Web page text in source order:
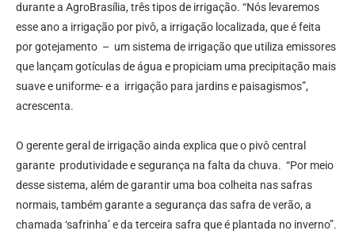
durante a AgroBrasília, três tipos de irrigação. “Nós levaremos
esse ano a irrigação por pivô, a irrigação localizada, que é feita
por gotejamento – um sistema de irrigação que utiliza emissores
que lançam gotículas de água e propiciam uma precipitação mais
suave e uniforme- e a irrigação para jardins e paisagismos”,
acrescenta.
O gerente geral de irrigação ainda explica que o pivô central
garante produtividade e segurança na falta da chuva. “Por meio
desse sistema, além de garantir uma boa colheita nas safras
normais, também garante a segurança das safra de verão, a
chamada ‘safrinha’ e da terceira safra que é plantada no inverno”.